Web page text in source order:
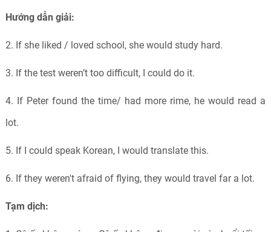
Hướng dẫn giải:
2. If she liked / loved school, she would study hard.
3. If the test weren’t too difficult, I could do it.
4. If Peter found the time/ had more rime, he would read a
lot.
5. If I could speak Korean, I would translate this.
6. If they weren't afraid of flying, they would travel far a lot.
Tạm dịch: